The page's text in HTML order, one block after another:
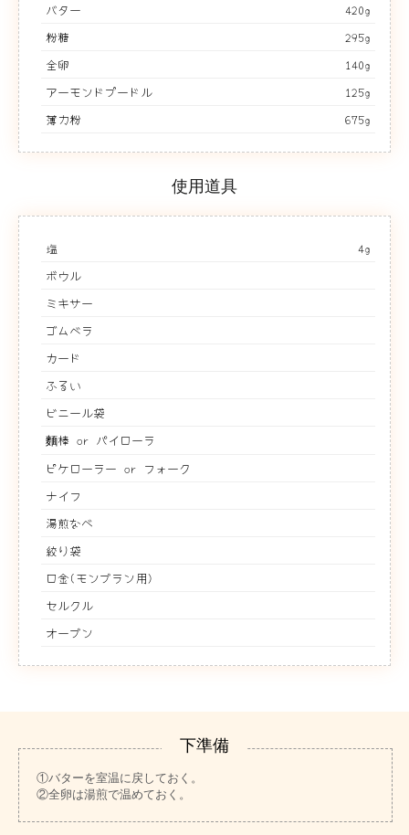
バター
420g
粉糖
295g
全卵
140g
アーモンドプードル
125g
薄力粉
675g
使用道具
塩
4g
ボウル
ミキサー
ゴムベラ
カード
ふるい
ビニール袋
麵棒 or パイローラ
ピケローラー or フォーク
ナイフ
湯煎なべ
絞り袋
口金(モンブラン用)
セルクル
オーブン
下準備
①バターを室温に戻しておく。
②全卵は湯煎で温めておく。